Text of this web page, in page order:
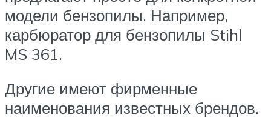
модели бензопилы. Например,
карбюратор для бензопилы Stihl
MS 361.
Другие имеют фирменные
наименования известных брендов.